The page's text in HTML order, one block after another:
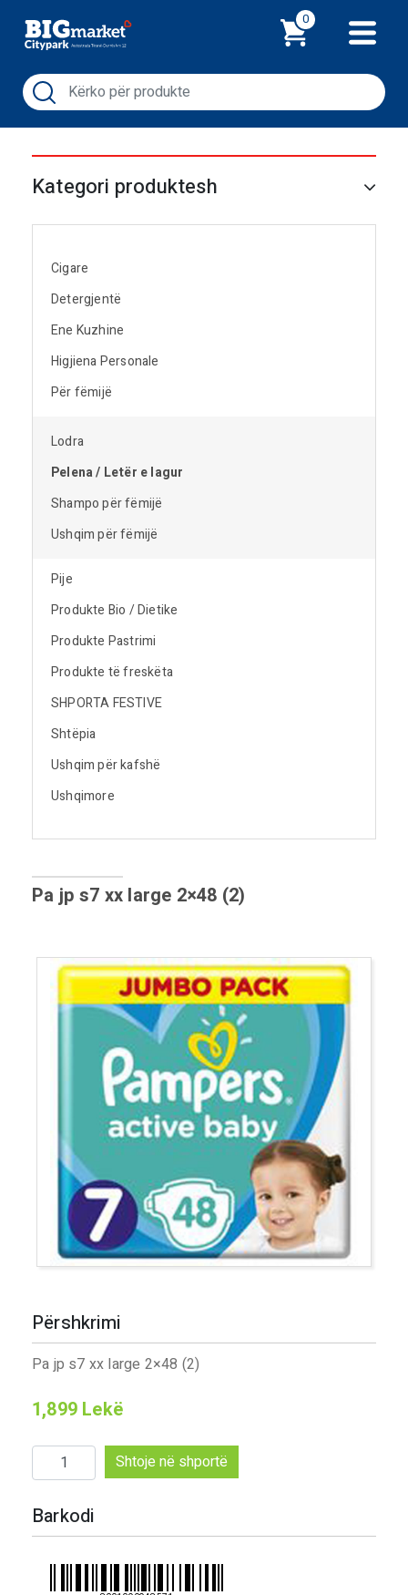
0
Kategori produktesh
Cigare
Detergjentë
Ene Kuzhine
Higjiena Personale
Për fëmijë
Lodra
Pelena / Letër e lagur
Shampo për fëmijë
Ushqim për fëmijë
Pije
Produkte Bio / Dietike
Produkte Pastrimi
Produkte të freskëta
SHPORTA FESTIVE
Shtëpia
Ushqim për kafshë
Ushqimore
Pa jp s7 xx large 2×48 (2)
Përshkrimi
Pa jp s7 xx large 2×48 (2)
1,899 Lekë
Sasi
Pa
s7
xx
large
2x48
Shtoje në shportë
Barkodi